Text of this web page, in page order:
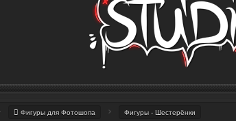
Фигуры для Фотошопа Фигуры - Шестерёнки